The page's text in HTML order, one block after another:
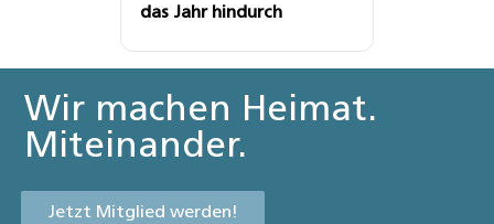
das Jahr hindurch
Wir machen Heimat.
Miteinander.
Jetzt Mitglied werden!